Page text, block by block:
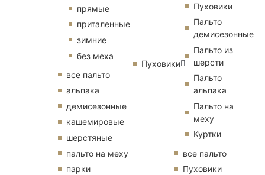
прямые
приталенные
зимние
без меха
все пальто
альпака
демисезонные
кашемировые
шерстяные
пальто на меху
парки
Пуховики
Пуховики
Пальто
демисезонные
Пальто из
шерсти
Пальто
альпака
Пальто на
меху
Куртки
все пальто
Пуховики